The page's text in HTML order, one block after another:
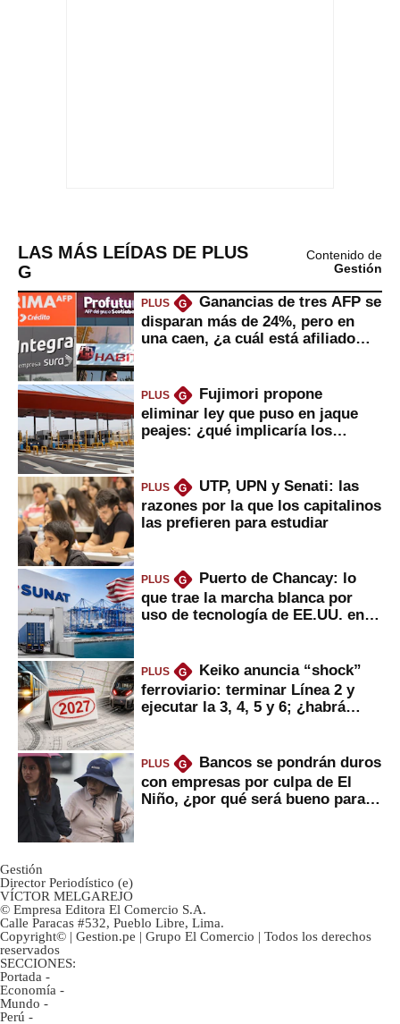
LAS MÁS LEÍDAS DE PLUS
G
Contenido de
Gestión
PLUS G
Ganancias de tres AFP se
disparan más de 24%, pero en
una caen, ¿a cuál está afiliado
PLUS G
Fujimori propone
eliminar ley que puso en jaque
peajes: ¿qué implicaría los
PLUS G
UTP, UPN y Senati: las
razones por la que los capitalinos
las prefieren para estudiar
PLUS G
Puerto de Chancay: lo
que trae la marcha blanca por
uso de tecnología de EE.UU. en
PLUS G
Keiko anuncia “shock”
ferroviario: terminar Línea 2 y
ejecutar la 3, 4, 5 y 6; ¿habrá
PLUS G
Bancos se pondrán duros
con empresas por culpa de El
Niño, ¿por qué será bueno para
Gestión
Director Periodístico (e)
VÍCTOR MELGAREJO
© Empresa Editora El Comercio S.A.
Calle Paracas #532, Pueblo Libre, Lima.
Copyright© | Gestion.pe | Grupo El Comercio | Todos los derechos
reservados
SECCIONES:
Portada -
Economía -
Mundo -
Perú -